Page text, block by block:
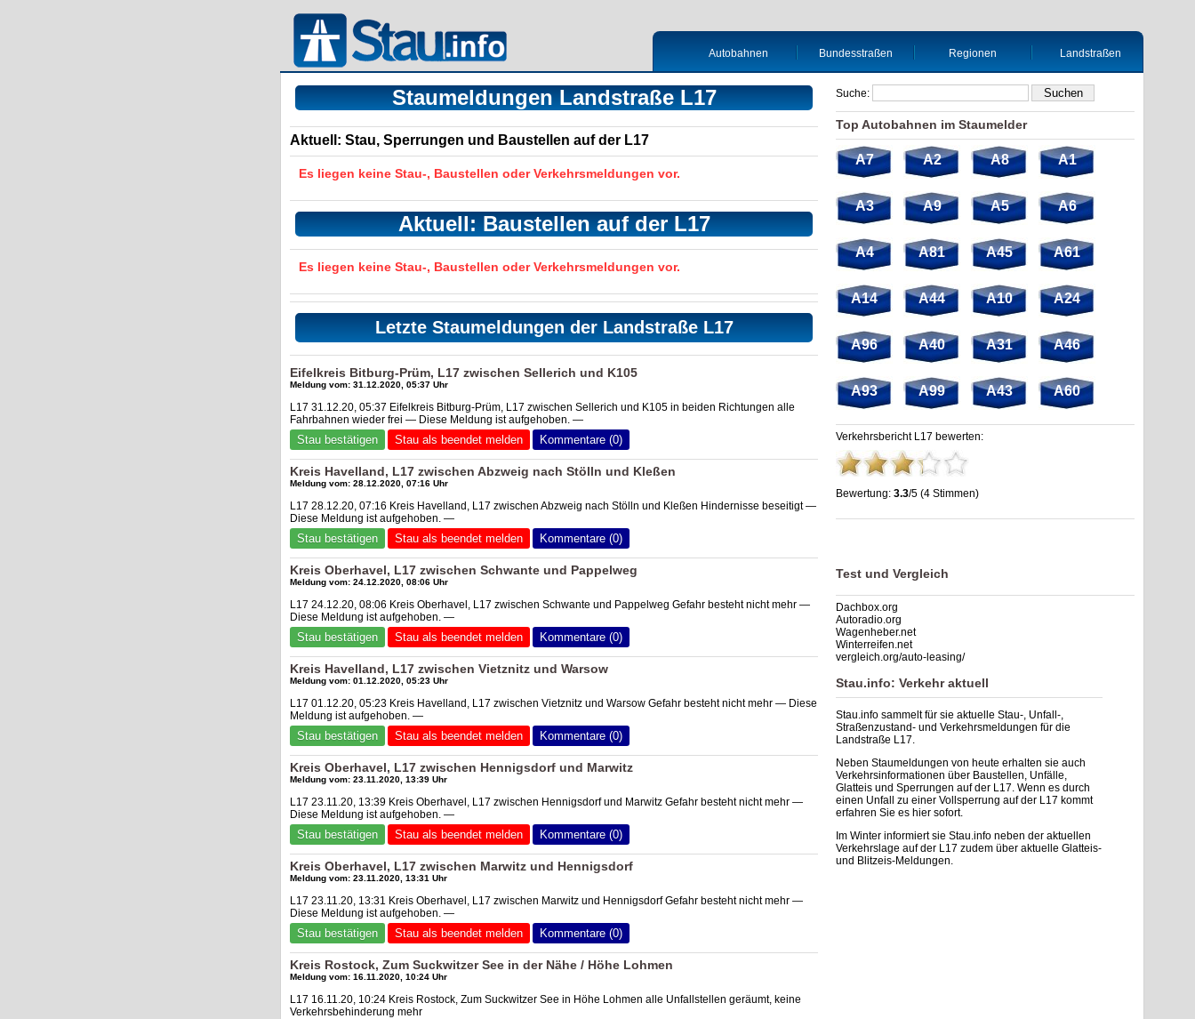
Autobahnen Bundesstraßen Regionen Landstraßen
Staumeldungen Landstraße L17
Aktuell: Stau, Sperrungen und Baustellen auf der L17
Es liegen keine Stau-, Baustellen oder Verkehrsmeldungen vor.
Aktuell: Baustellen auf der L17
Es liegen keine Stau-, Baustellen oder Verkehrsmeldungen vor.
Letzte Staumeldungen der Landstraße L17
Eifelkreis Bitburg-Prüm, L17 zwischen Sellerich und K105
Meldung vom: 31.12.2020, 05:37 Uhr
L17 31.12.20, 05:37 Eifelkreis Bitburg-Prüm, L17 zwischen Sellerich und K105 in beiden Richtungen alle
Fahrbahnen wieder frei — Diese Meldung ist aufgehoben. —
Stau bestätigen Stau als beendet melden Kommentare (0)
Kreis Havelland, L17 zwischen Abzweig nach Stölln und Kleßen
Meldung vom: 28.12.2020, 07:16 Uhr
L17 28.12.20, 07:16 Kreis Havelland, L17 zwischen Abzweig nach Stölln und Kleßen Hindernisse beseitigt —
Diese Meldung ist aufgehoben. —
Stau bestätigen Stau als beendet melden Kommentare (0)
Kreis Oberhavel, L17 zwischen Schwante und Pappelweg
Meldung vom: 24.12.2020, 08:06 Uhr
L17 24.12.20, 08:06 Kreis Oberhavel, L17 zwischen Schwante und Pappelweg Gefahr besteht nicht mehr —
Diese Meldung ist aufgehoben. —
Stau bestätigen Stau als beendet melden Kommentare (0)
Kreis Havelland, L17 zwischen Vietznitz und Warsow
Meldung vom: 01.12.2020, 05:23 Uhr
L17 01.12.20, 05:23 Kreis Havelland, L17 zwischen Vietznitz und Warsow Gefahr besteht nicht mehr — Diese
Meldung ist aufgehoben. —
Stau bestätigen Stau als beendet melden Kommentare (0)
Kreis Oberhavel, L17 zwischen Hennigsdorf und Marwitz
Meldung vom: 23.11.2020, 13:39 Uhr
L17 23.11.20, 13:39 Kreis Oberhavel, L17 zwischen Hennigsdorf und Marwitz Gefahr besteht nicht mehr —
Diese Meldung ist aufgehoben. —
Stau bestätigen Stau als beendet melden Kommentare (0)
Kreis Oberhavel, L17 zwischen Marwitz und Hennigsdorf
Meldung vom: 23.11.2020, 13:31 Uhr
L17 23.11.20, 13:31 Kreis Oberhavel, L17 zwischen Marwitz und Hennigsdorf Gefahr besteht nicht mehr —
Diese Meldung ist aufgehoben. —
Stau bestätigen Stau als beendet melden Kommentare (0)
Kreis Rostock, Zum Suckwitzer See in der Nähe / Höhe Lohmen
Meldung vom: 16.11.2020, 10:24 Uhr
L17 16.11.20, 10:24 Kreis Rostock, Zum Suckwitzer See in Höhe Lohmen alle Unfallstellen geräumt, keine
Verkehrsbehinderung mehr
Suche:
Top Autobahnen im Staumelder
A7 A2 A8 A1
A3 A9 A5 A6
A4 A81 A45 A61
A14 A44 A10 A24
A96 A40 A31 A46
A93 A99 A43 A60
Verkehrsbericht L17 bewerten:
Bewertung: 3.3/5 (4 Stimmen)
Stau L17: Unfälle, Sperrung & Baustellen | Staumelder L17 ,
Test und Vergleich
Dachbox.org
Autoradio.org
Wagenheber.net
Winterreifen.net
vergleich.org/auto-leasing/
Stau.info: Verkehr aktuell
Stau.info sammelt für sie aktuelle Stau-, Unfall-,
Straßenzustand- und Verkehrsmeldungen für die
Landstraße L17.
Neben Staumeldungen von heute erhalten sie auch
Verkehrsinformationen über Baustellen, Unfälle,
Glatteis und Sperrungen auf der L17. Wenn es durch
einen Unfall zu einer Vollsperrung auf der L17 kommt
erfahren Sie es hier sofort.
Im Winter informiert sie Stau.info neben der aktuellen
Verkehrslage auf der L17 zudem über aktuelle Glatteis-
und Blitzeis-Meldungen.